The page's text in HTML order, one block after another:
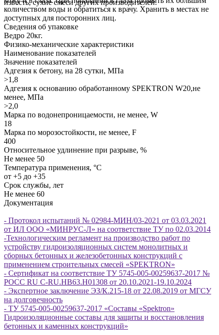
известь, сухие смеси других производителей.
количеством воды и обратиться к врачу. Хранить в местах не
доступных для посторонних лиц.
Сведения об упаковке
Ведро 20кг.
Физико-механические характеристики
Наименование показателей
Значение показателей
Адгезия к бетону, на 28 сутки, МПа
>1,8
Адгезия к основанию обработанному SPEKTRON W20,не
менее, МПа
>2,0
Марка по водонепроницаемости, не менее, W
18
Марка по морозостойкости, не менее, F
400
Относительное удлинение при разрыве, %
Не менее 50
Температура применения, °С
от +5 до +35
Срок службы, лет
Не менее 60
Документация
- Протокол испытаний № 02984-МИН/03-2021 от 03.03.2021
от ИЛ ООО «МИНРУС-Л» на соответствие ТУ по 02.03.2014
-Технологическим регламент на производство работ по
устройству гидроизоляционных систем монолитных и
сборных бетонных и железобетонных конструкций с
применением строительных смесей «SPEKTRON»
- Сертификат на соответствие ТУ 5745-005-00259637-2017 №
РОСС RU C-RU.НВ63.Н01308 от 20.10.2021-19.10.2024
- Экспертное заключение ЭЗ/К.215-18 от 22.08.2019 от МГСУ
на долговечность
- ТУ 5745-005-00259637-2017 «Составы «Spektron»
Гидроизоляционные составы для защиты и восстановления
бетонных и каменных конструкций»